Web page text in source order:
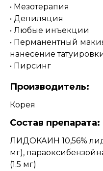
ЛИДОКАИН 10,56%
мг),
(1.5 мг)
Корея
Состав препарата:
Производитель:
• Мезотерапия
• Депиляция
• Любые инъекции
• Перманентный
нанесение
• Пирсинг